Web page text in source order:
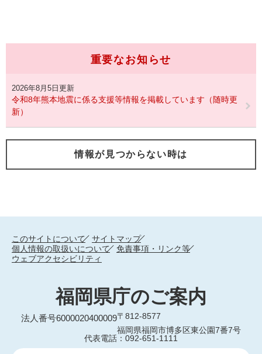
重要なお知らせ
2026年8月5日更新
令和8年熊本地震に係る支援等情報を掲載しています（随時更
新）
情報が見つからない時は
このサイトについて
サイトマップ
個人情報の取扱いについて
免責事項・リンク等
ウェブアクセシビリティ
福岡県庁のご案内
法人番号6000020400009〒812-8577
福岡県福岡市博多区東公園7番7号
代表電話：092-651-1111